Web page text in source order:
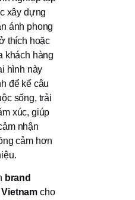
xây dựng
ánh phong
thích hoặc
khách hàng
hình này
để kể câu
sống, trải
xúc, giúp
nhận
cảm hơn
brand
cho